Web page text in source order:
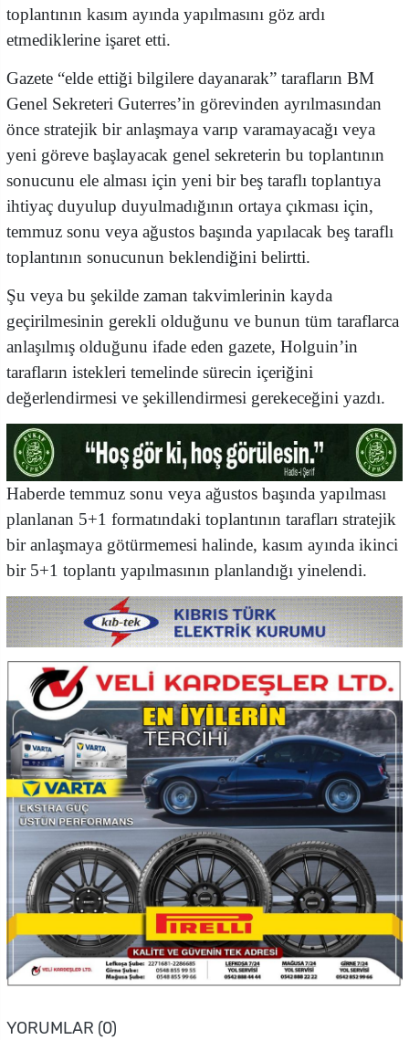
toplantının kasım ayında yapılmasını göz ardı
etmediklerine işaret etti.
Gazete “elde ettiği bilgilere dayanarak” tarafların BM
Genel Sekreteri Guterres’in görevinden ayrılmasından
önce stratejik bir anlaşmaya varıp varamayacağı veya
yeni göreve başlayacak genel sekreterin bu toplantının
sonucunu ele alması için yeni bir beş taraflı toplantıya
ihtiyaç duyulup duyulmadığının ortaya çıkması için,
temmuz sonu veya ağustos başında yapılacak beş taraflı
toplantının sonucunun beklendiğini belirtti.
Şu veya bu şekilde zaman takvimlerinin kayda
geçirilmesinin gerekli olduğunu ve bunun tüm taraflarca
anlaşılmış olduğunu ifade eden gazete, Holguin’in
tarafların istekleri temelinde sürecin içeriğini
değerlendirmesi ve şekillendirmesi gerekeceğini yazdı.
Haberde temmuz sonu veya ağustos başında yapılması
planlanan 5+1 formatındaki toplantının tarafları stratejik
bir anlaşmaya götürmemesi halinde, kasım ayında ikinci
bir 5+1 toplantı yapılmasının planlandığı yinelendi.
YORUMLAR (0)